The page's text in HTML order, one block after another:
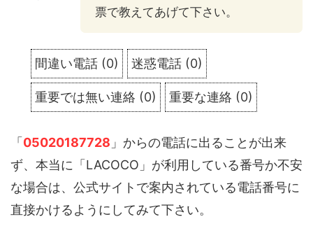
票で教えてあげて下さい。
間違い電話 (0) 迷惑電話 (0)
重要では無い連絡 (0) 重要な連絡 (0)
「 05020187728 」からの電話に出ることが出来
ず、本当に「LACOCO」が利用している番号か不安
な場合は、公式サイトで案内されている電話番号に
直接かけるようにしてみて下さい。